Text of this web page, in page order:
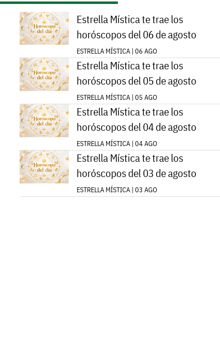
Estrella Mística te trae los
horóscopos del 06 de agosto
ESTRELLA MÍSTICA | 06 AGO
Estrella Mística te trae los
horóscopos del 05 de agosto
ESTRELLA MÍSTICA | 05 AGO
Estrella Mística te trae los
horóscopos del 04 de agosto
ESTRELLA MÍSTICA | 04 AGO
Estrella Mística te trae los
horóscopos del 03 de agosto
ESTRELLA MÍSTICA | 03 AGO